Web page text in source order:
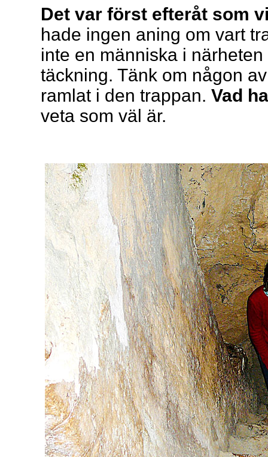
Det var först efteråt som
hade ingen aning om vart
inte en människa i
täckning. Tänk om någon
ramlat i den trappan. Vad
veta som väl är.